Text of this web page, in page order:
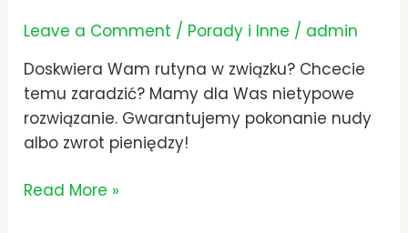
Leave a Comment / Porady i Inne / admin
Doskwiera Wam rutyna w związku? Chcecie
temu zaradzić? Mamy dla Was nietypowe
rozwiązanie. Gwarantujemy pokonanie nudy
albo zwrot pieniędzy!
Read More »